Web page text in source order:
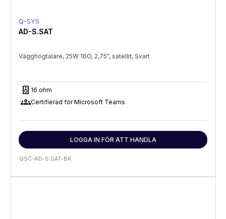
Q-SYS
AD-S.SAT
Vägghögtalare, 25W 16O, 2,75", satellit, Svart
speaker 16 ohm
groupsCertifierad för Microsoft Teams
LOGGA IN FÖR ATT HANDLA
QSC-AD-S.SAT-BK